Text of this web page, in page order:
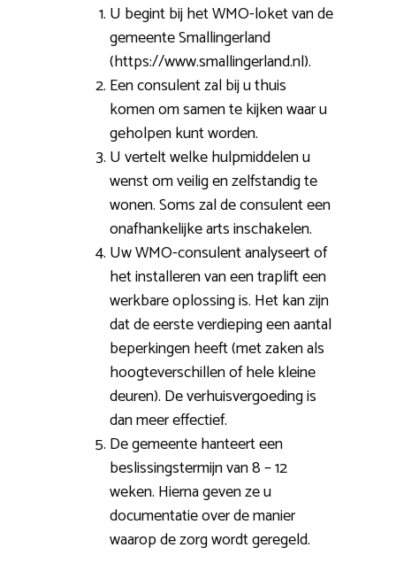
U begint bij het WMO-loket van de
gemeente Smallingerland
(https://www.smallingerland.nl).
Een consulent zal bij u thuis
komen om samen te kijken waar u
geholpen kunt worden.
U vertelt welke hulpmiddelen u
wenst om veilig en zelfstandig te
wonen. Soms zal de consulent een
onafhankelijke arts inschakelen.
Uw WMO-consulent analyseert of
het installeren van een traplift een
werkbare oplossing is. Het kan zijn
dat de eerste verdieping een aantal
beperkingen heeft (met zaken als
hoogteverschillen of hele kleine
deuren). De verhuisvergoeding is
dan meer effectief.
De gemeente hanteert een
beslissingstermijn van 8 – 12
weken. Hierna geven ze u
documentatie over de manier
waarop de zorg wordt geregeld.